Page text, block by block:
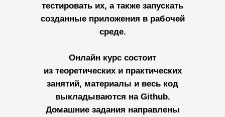
тестировать их, а также запускать
созданные приложения в рабочей
среде.
Онлайн курс состоит
из теоретических и практических
занятий, материалы и весь код
выкладываются на Github.
Домашние задания направлены